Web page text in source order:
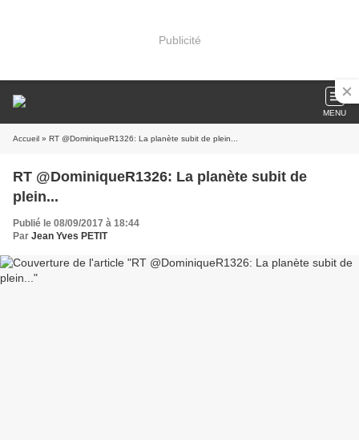
Publicité
MENU
Accueil » RT @DominiqueR1326: La planète subit de plein...
RT @DominiqueR1326: La planète subit de
plein...
Publié le 08/09/2017 à 18:44
Par Jean Yves PETIT